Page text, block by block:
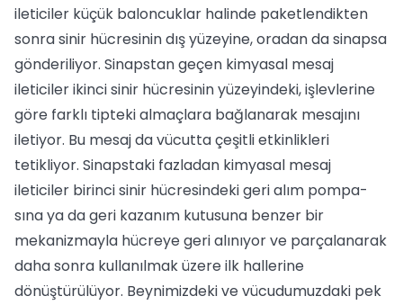
ileticiler küçük baloncuklar halinde paketlendikten
sonra sinir hücresinin dış yüzeyine, oradan da sinapsa
gönderiliyor. Sinapstan geçen kimyasal mesaj
ileticiler ikinci sinir hücresinin yüzeyindeki, işlev­lerine
göre farklı tipteki almaçlara bağla­narak mesajını
iletiyor. Bu mesaj da vü­cutta çeşitli etkinlikleri
tetikliyor. Sinapstaki fazladan kimyasal mesaj
ileticiler bi­rinci sinir hücresindeki geri alım pompa­
sına ya da geri kazanım kutusuna benzer bir
mekanizmayla hücreye geri alınıyor ve parçalanarak
daha sonra kullanılmak üzere ilk hallerine
dönüştürülüyor. Beynimizdeki ve vücudumuzdaki pek